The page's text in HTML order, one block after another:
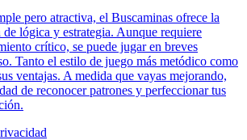
pero atractiva, el Buscaminas ofrece la
lógica y estrategia. Aunque requiere
crítico, se puede jugar en breves
Tanto el estilo de juego más metódico como
ventajas. A medida que vayas mejorando,
de reconocer patrones y perfeccionar tus